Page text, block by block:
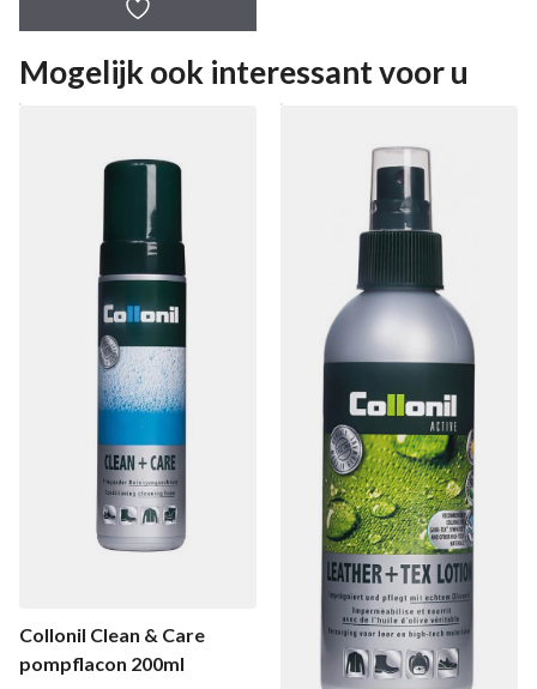
5
Mogelijk ook interessant voor u
Collonil Clean & Care
pompflacon 200ml